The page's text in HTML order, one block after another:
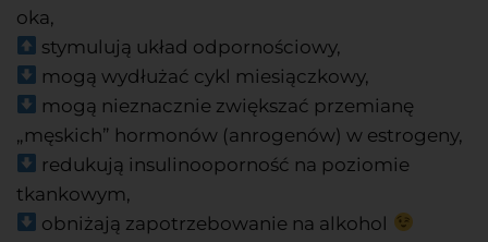
oka,
stymulują układ odpornościowy,
mogą wydłużać cykl miesiączkowy,
mogą nieznacznie zwiększać przemianę
„męskich” hormonów (anrogenów) w estrogeny,
redukują insulinooporność na poziomie
tkankowym,
obniżają zapotrzebowanie na alkohol